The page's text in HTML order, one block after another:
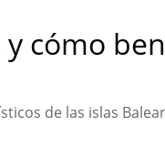
cómo
de las islas